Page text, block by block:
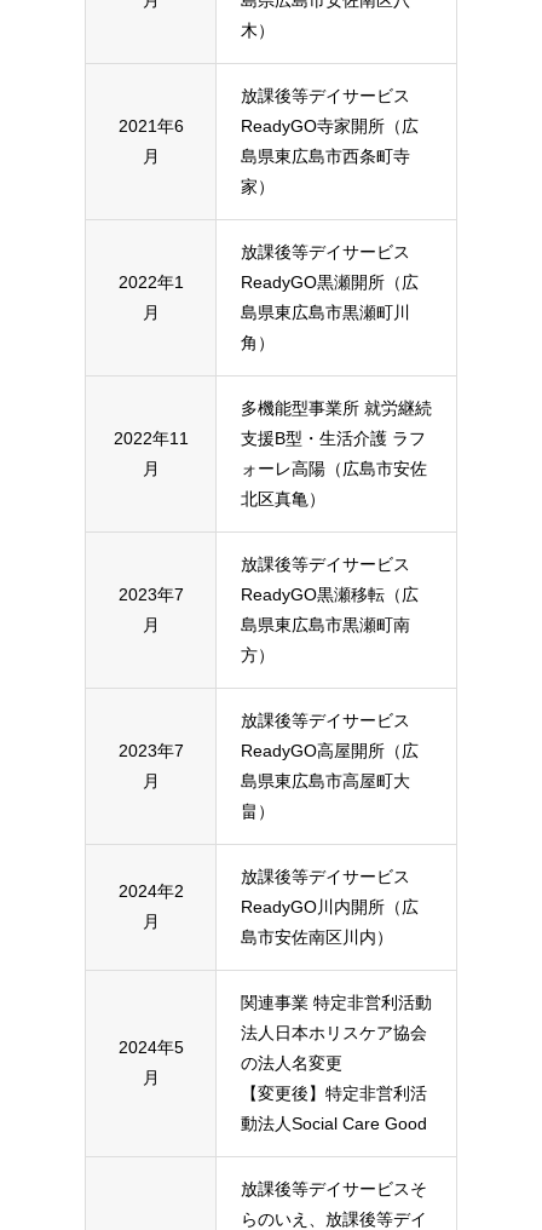
木）
2021年6
月
放課後等デイサービス
ReadyGO寺家開所（広
島県東広島市西条町寺
家）
2022年1
月
放課後等デイサービス
ReadyGO黒瀬開所（広
島県東広島市黒瀬町川
角）
2022年11
月
多機能型事業所 就労継続
支援B型・生活介護 ラフ
ォーレ高陽（広島市安佐
北区真亀）
2023年7
月
放課後等デイサービス
ReadyGO黒瀬移転（広
島県東広島市黒瀬町南
方）
2023年7
月
放課後等デイサービス
ReadyGO高屋開所（広
島県東広島市高屋町大
畠）
2024年2
月
放課後等デイサービス
ReadyGO川内開所（広
島市安佐南区川内）
2024年5
月
関連事業 特定非営利活動
法人日本ホリスケア協会
の法人名変更
【変更後】特定非営利活
動法人Social Care Good
放課後等デイサービスそ
らのいえ、放課後等デイ